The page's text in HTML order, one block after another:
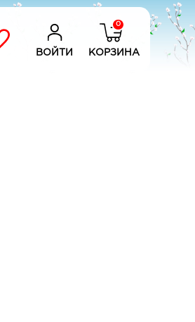
ВОЙТИ
0
КОРЗИНА